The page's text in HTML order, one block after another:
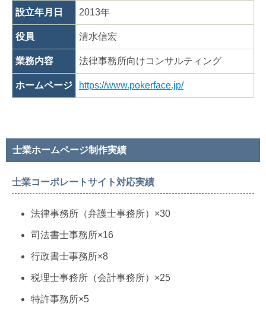
設立年月日 2013年
役員 清水信宏
業務内容 法律事務所向けコンサルティング
ホームページ https://www.pokerface.jp/
士業ホームページ制作実績
士業コーポレートサイト対応実績
法律事務所（弁護士事務所）×30
司法書士事務所×16
行政書士事務所×8
税理士事務所（会計事務所）×25
特許事務所×5